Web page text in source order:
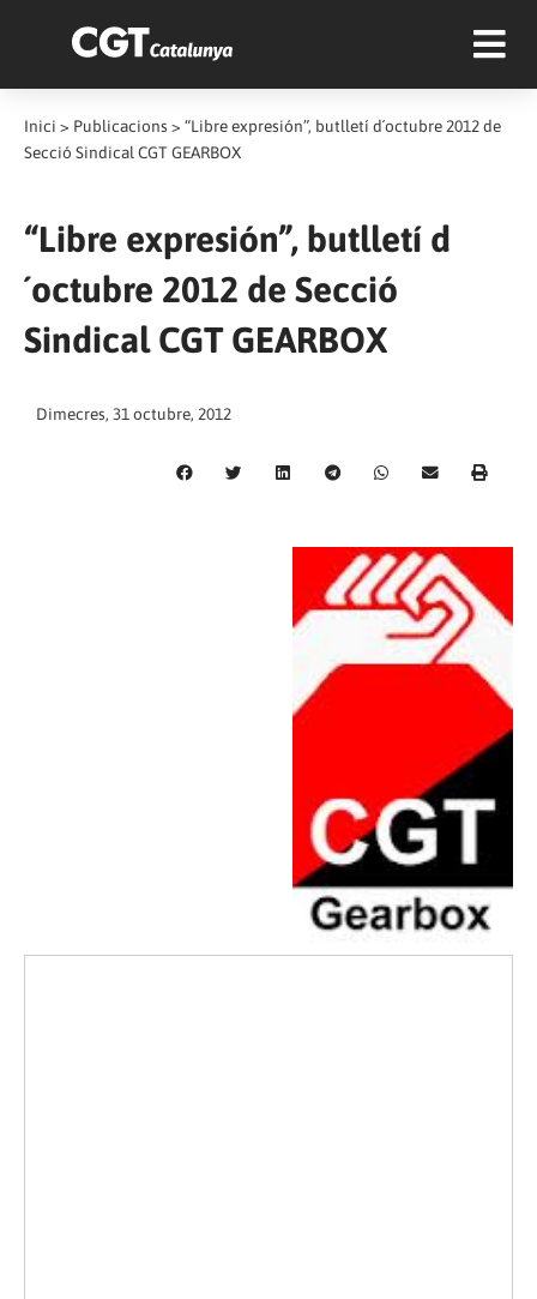
Inici > Publicacions > “Libre expresión”, butlletí d´octubre 2012 de
Secció Sindical CGT GEARBOX
“Libre expresión”, butlletí d
´octubre 2012 de Secció
Sindical CGT GEARBOX
Dimecres, 31 octubre, 2012